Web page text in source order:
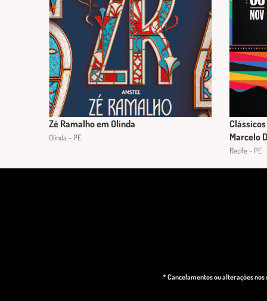
Zé Ramalho em Olinda
Olinda - PE
Marcelo
Recife - PE
* Cancelamentos ou alterações